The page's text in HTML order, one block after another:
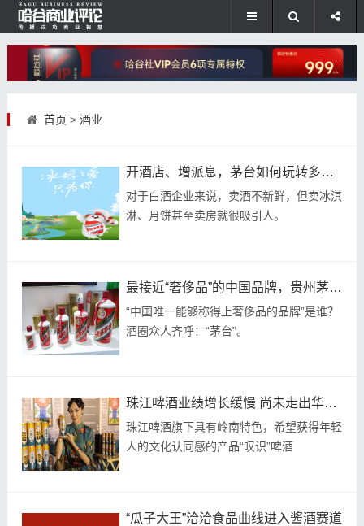
首页 > 酒业
开酒店、增派息，茅台如何玩转多元化？
对于白酒企业来说，卖酒不新鲜，但卖冰淇
淋、月饼甚至卖房就很吸引人。
最接近“奢侈品”的中国品牌，贵州茅台还差啥？
“中国唯一能够称得上奢侈品的品牌”是谁？
酒圈众人齐呼：“茅台”。
珠江啤酒业绩增长缓慢 尚未走出华南舒适圈
珠江啤酒旗下具有岭南特色，希望获得年轻
人的文化认同感的产品“叹识”啤酒
“瓜子大王”洽洽食品曲线进入酱酒赛道